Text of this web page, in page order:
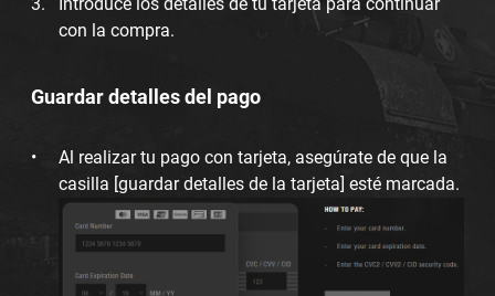
con la compra.
Guardar detalles del pago
Al realizar tu pago con tarjeta, asegúrate de que la
casilla [guardar detalles de la tarjeta] esté marcada.